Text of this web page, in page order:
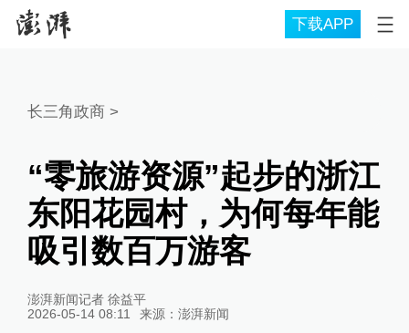
下载APP
长三角政商 >
“零旅游资源”起步的浙江
东阳花园村，为何每年能
吸引数百万游客
澎湃新闻记者 徐益平
2026-05-14 08:11
来源： 澎湃新闻